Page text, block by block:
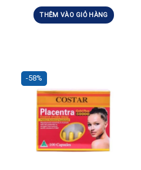
THÊM VÀO GIỎ HÀNG
-58%